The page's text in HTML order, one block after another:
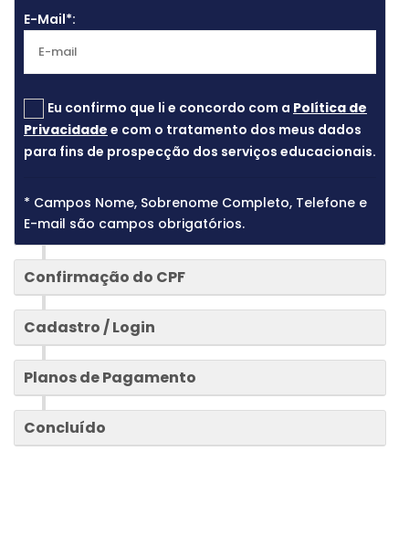
E-Mail*:
Eu confirmo que li e concordo com a Política de
Privacidade e com o tratamento dos meus dados
para fins de prospecção dos serviços educacionais.
* Campos Nome, Sobrenome Completo, Telefone e
E-mail são campos obrigatórios.
2
Confirmação do CPF
3
Cadastro / Login
4
Planos de Pagamento
Concluído